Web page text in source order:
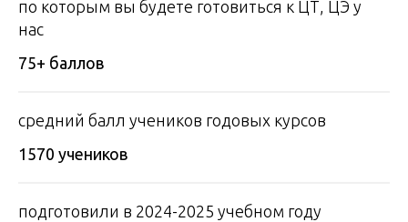
по которым вы будете готовиться к ЦТ, ЦЭ у
нас
75+ баллов
средний балл учеников годовых курсов
1570 учеников
подготовили в 2024-2025 учебном году